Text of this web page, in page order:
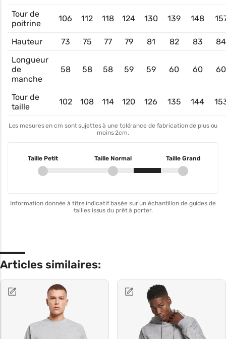
Tour de
poitrine
106 112 118 124 130 139 148
Hauteur 73 75 77 79 81 82 83
84
Longueur
de
manche
58 58 58 59 59 60 60 60
Tour de
taille
102 108 114 120 126 135 144
Les mesures en cm sont sujettes à une tolérance de fabrication de plus ou
moins 2cm.
Taille Petit Taille Normal Taille Grand
Information donnée à titre indicatif basée sur un échantillon de guides de
tailles issus du prêt à porter.
Articles similaires: